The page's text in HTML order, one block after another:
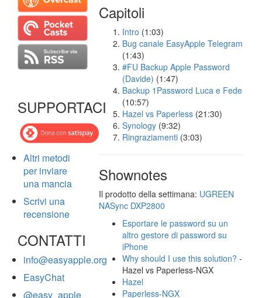
SUPPORTACI
Altri metodi
per inviare
una mancia
Scrivi una
recensione
CONTATTI
info@easyapple.org
EasyChat
@easy_apple
Capitoli
Intro (1:03)
Bug canale EasyApple Telegram
(1:43)
#FU Backup Apple Password
(Davide) (1:47)
Backup 1Password Luca e Fede
(10:57)
Hazel vs Paperless (21:30)
Synology (9:32)
Ringraziamenti (3:03)
Shownotes
Il prodotto della settimana: UGREEN
NASync DXP2800
Esportare le password su un
altro gestore di password su
iPhone
Why should I use this solution? -
Hazel vs Paperless-NGX
Hazel
Paperless-NGX